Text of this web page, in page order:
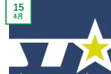
15
4月